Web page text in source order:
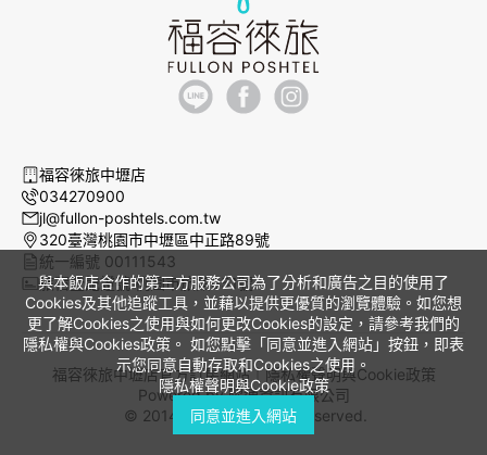
與本飯店合作的第三方服務公司為了分析和廣告之目的使用了
Cookies及其他追蹤工具，並藉以提供更優質的瀏覽體驗。如您想
更了解Cookies之使用與如何更改Cookies的設定，請參考我們的
隱私權與Cookies政策。 如您點擊「同意並進入網站」按鈕，即表
示您同意自動存取和Cookies之使用。
隱私權聲明與Cookie政策
同意並進入網站
福容徠旅中壢店
034270900
jl@fullon-poshtels.com.tw
320臺灣桃園市中壢區中正路89號
統一編號 00111543
旅宿登記證號 桃園市旅館051號
福容徠旅中壢店官方訂房網站｜隱私權聲明與Cookie政策
Powered by曜通資訊有限公司
© 2014-2026 All Rights Reserved.